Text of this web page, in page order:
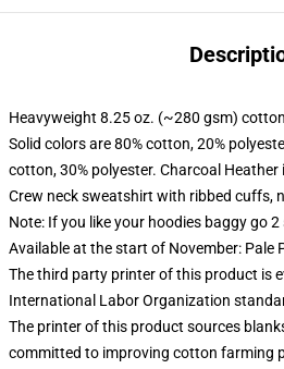
Heavyweight 8.25 oz. (~280 gsm)
Solid colors are 80% cotton, 20%
cotton, 30% polyester. Charcoal Heather
Crew neck sweatshirt with ribbed cuffs,
Note: If you like your hoodies baggy go 2
Available at the start of November: Pale
The third party printer of this product is
International Labor Organization
The printer of this product sources
committed to improving cotton farming